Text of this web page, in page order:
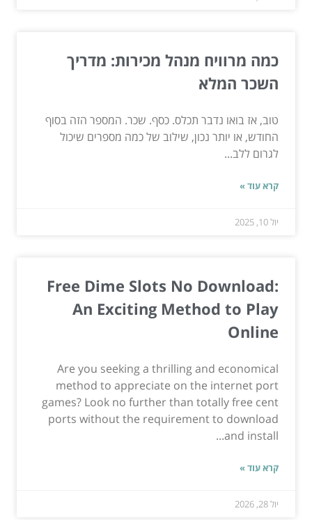
כמה מרוויח מנהל מכירות: מדריך
השכר המלא
טוב, אז בואו נדבר תכלס. כסף. שכר. המספר הזה בסוף
החודש, או יותר נכון, שילוב של כמה מספרים שיכול
לגרום ללב...
קרא עוד »
יול 10, 2025
Free Dime Slots No Download:
An Exciting Method to Play
Online
Are you seeking a thrilling and economical
method to appreciate on the internet port
games? Look no further than totally free cent
ports without the requirement to download
and install...
קרא עוד »
יול 28, 2026